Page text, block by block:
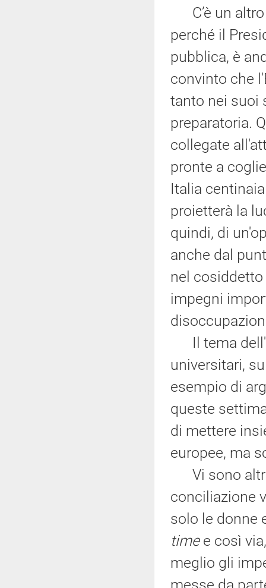
C’è un altro
perché il
pubblica, è
convinto che
tanto nei suoi
preparatoria.
collegate
pronte a
Italia
proietterà la
quindi, di
anche dal
nel cosiddetto
impegni
Il tema
universitari,
esempio di
queste
di mettere
europee, ma
Vi sono altri
conciliazione
solo le donne
timee così
meglio gli